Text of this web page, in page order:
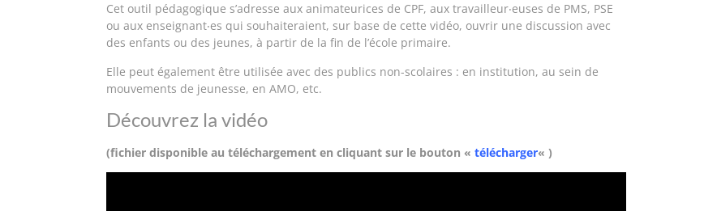
Cet outil pédagogique s’adresse aux animateurices de CPF, aux travailleur‧euses de PMS, PSE
ou aux enseignant‧es qui souhaiteraient, sur base de cette vidéo, ouvrir une discussion avec
des enfants ou des jeunes, à partir de la fin de l’école primaire.
Elle peut également être utilisée avec des publics non-scolaires : en institution, au sein de
mouvements de jeunesse, en AMO, etc.
Découvrez la vidéo
(fichier disponible au téléchargement en cliquant sur le bouton «télécharger« )